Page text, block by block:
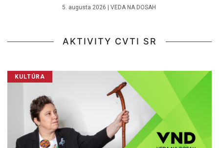
5. augusta 2026 | VEDA NA DOSAH
AKTIVITY CVTI SR
KULTÚRA